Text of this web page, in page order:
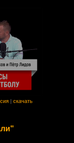
скачать